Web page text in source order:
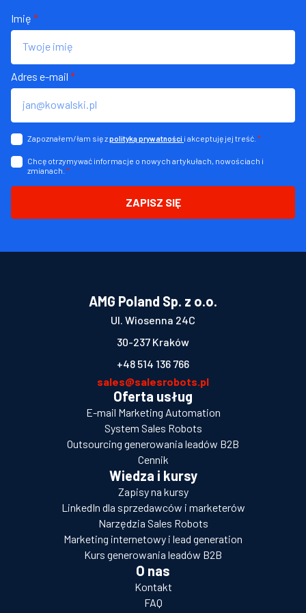
Imię *
Adres e-mail *
Zapoznałem/łam się zpolityką prywatności i akceptuję jej treść. *
Chcę otrzymywać informacje o nowych artykułach, nowościach i
zmianach. *
ZAPISZ SIĘ
AMG Poland Sp. z o.o.
Ul. Wiosenna 24C
30-237 Kraków
+48 514 136 766
sales@salesrobots.pl
Oferta usług
E-mail Marketing Automation
System Sales Robots
Outsourcing generowania leadów B2B
Cennik
Wiedza i kursy
Zapisy na kursy
LinkedIn dla sprzedawców i marketerów
Narzędzia Sales Robots
Marketing internetowy i lead generation
Kurs generowania leadów B2B
O nas
Kontakt
FAQ